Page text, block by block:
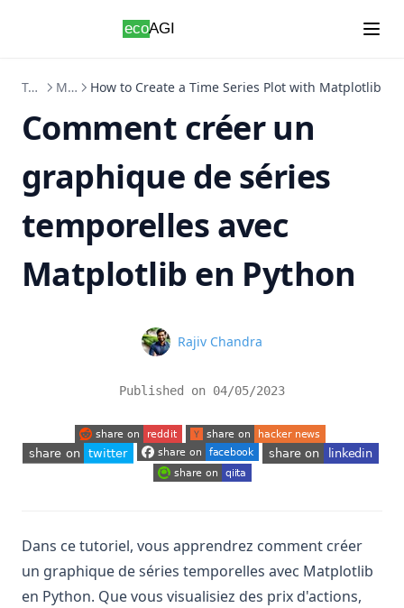
Tutoriels Matplotlib How to Create a Time Series Plot with Matplotlib in
Comment créer un
graphique de séries
temporelles avec
Matplotlib en Python
Name
Rajiv Chandra
Published on 04/05/2023
(opens in a new tab)(opens in a new tab)
(opens in a new tab)(opens in a new tab)
Dans ce tutoriel, vous apprendrez comment créer
un graphique de séries temporelles avec Matplotlib
en Python. Que vous visualisiez des prix d'actions,